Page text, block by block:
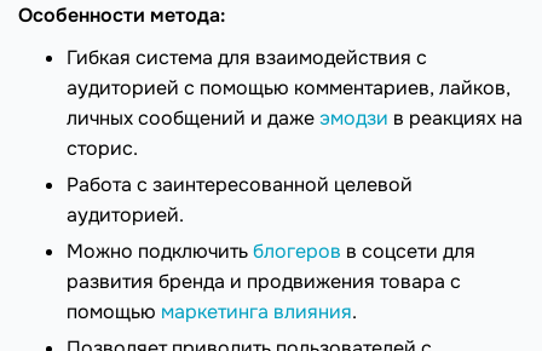
Особенности метода:
Гибкая система для взаимодействия с
аудиторией с помощью комментариев, лайков,
личных сообщений и дажеэмодзи в реакциях на
сторис.
Работа с заинтересованной целевой
аудиторией.
Можно подключитьблогеров в соцсети для
развития бренда и продвижения товара с
помощью маркетинга влияния.